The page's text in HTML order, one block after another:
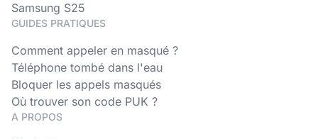
Samsung S25
GUIDES PRATIQUES
Comment appeler en masqué ?
Téléphone tombé dans l'eau
Bloquer les appels masqués
Où trouver son code PUK ?
A PROPOS